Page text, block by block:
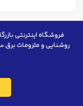
فروشگاه اینترنتی